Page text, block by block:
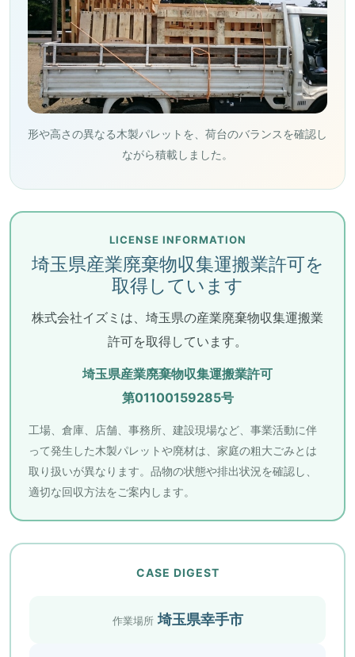
形や高さの異なる木製パレットを、荷台のバランスを確認し
ながら積載しました。
LICENSE INFORMATION
埼玉県産業廃棄物収集運搬業許可を
取得しています
株式会社イズミは、埼玉県の産業廃棄物収集運搬業
許可を取得しています。
埼玉県産業廃棄物収集運搬業許可
第01100159285号
工場、倉庫、店舗、事務所、建設現場など、事業活動に伴
って発生した木製パレットや廃材は、家庭の粗大ごみとは
取り扱いが異なります。品物の状態や排出状況を確認し、
適切な回収方法をご案内します。
CASE DIGEST
作業場所 埼玉県幸手市